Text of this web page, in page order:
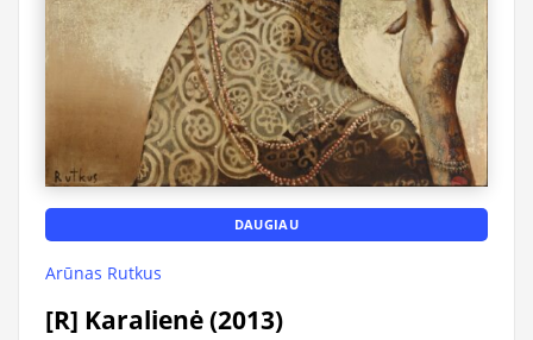
DAUGIAU
Arūnas Rutkus
[R] Karalienė (2013)